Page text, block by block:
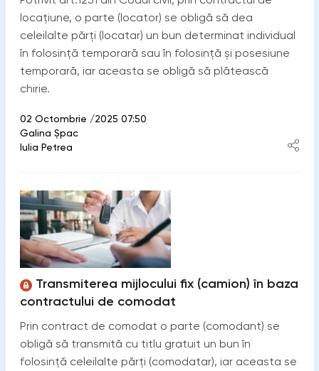
locaţiune, o parte (locator) se obligă să dea
celeilalte părţi (locatar) un bun determinat individual
în folosinţă temporară sau în folosinţă şi posesiune
temporară, iar aceasta se obligă să plătească
chirie.
02 Octombrie /2025 07:50
Galina Șpac
Iulia Petrea
Transmiterea mijlocului fix (camion) în baza
contractului de comodat
Prin contract de comodat o parte (comodant) se
obligă să transmită cu titlu gratuit un bun în
folosinţă celeilalte părţi (comodatar), iar aceasta se